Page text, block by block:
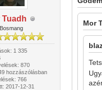
Tuadh
Bosmang
1 335
870
hozzászólásban
766
2017-12-31
Mor